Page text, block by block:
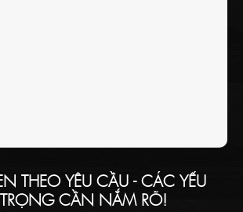
THEO YÊU CẦU - CÁC YẾU
CẦN NẮM RÕ!